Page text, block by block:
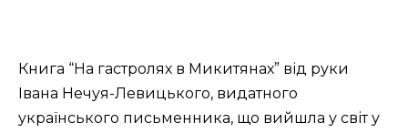
Книга “На гастролях в Микитянах” від руки
Івана Нечуя-Левицького, видатного
українського письменника, що вийшла у світ у